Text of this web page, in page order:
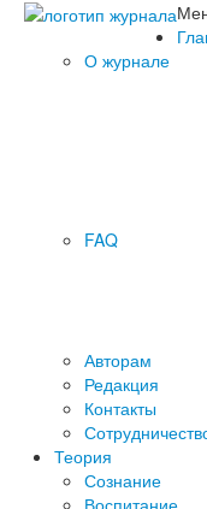
О журнале
FAQ
Авторам
Редакция
­Контакты
Теория
Сознание
Воспитание